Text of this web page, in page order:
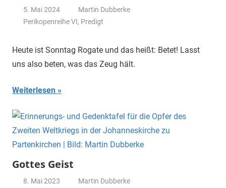
5. Mai 2024
Martin Dubberke
Perikopenreihe VI, Predigt
Heute ist Sonntag Rogate und das heißt: Betet! Lasst
uns also beten, was das Zeug hält.
Weiterlesen
Gottes Geist
8. Mai 2023
Martin Dubberke